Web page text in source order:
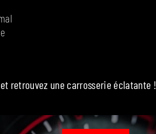
retrouvez une carrosserie éclatante !